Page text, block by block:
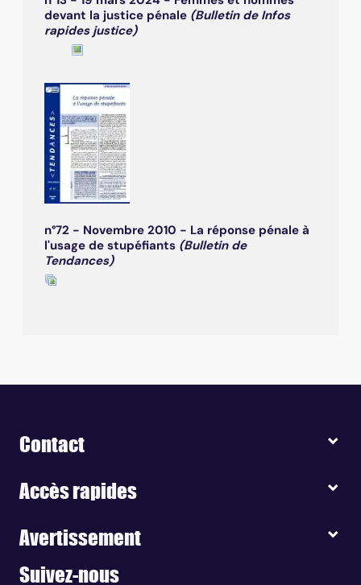
devant la justice pénale (Bulletin de Infos
rapides justice)
n°72 - Novembre 2010 - La réponse pénale à
l'usage de stupéfiants (Bulletin de
Tendances)
Contact
Accès rapides
Avertissement
Suivez-nous